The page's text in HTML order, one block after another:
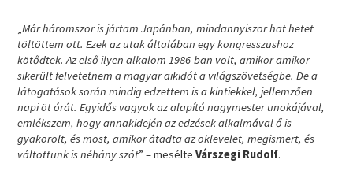
„Már háromszor is jártam Japánban, mindannyiszor hat hetet
töltöttem ott. Ezek az utak általában egy kongresszushoz
kötődtek. Az első ilyen alkalom 1986-ban volt, amikor amikor
sikerült felvetetnem a magyar aikidót a világszövetségbe. De a
látogatások során mindig edzettem is a kintiekkel, jellemzően
napi öt órát. Egyidős vagyok az alapító nagymester unokájával,
emlékszem, hogy annakidején az edzések alkalmával ő is
gyakorolt, és most, amikor átadta az oklevelet, megismert, és
váltottunk is néhány szót” – mesélteVárszegi Rudolf.